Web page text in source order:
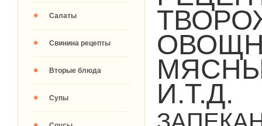
Салаты
Свинина рецепты
Вторые блюда
Супы И.Т.Д.